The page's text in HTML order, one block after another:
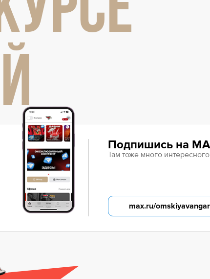
Амур
Барыс
Сибирь
Подпишись на
Там тоже много
max.ru/